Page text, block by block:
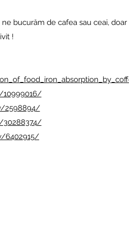
bucurăm de cafea sau ceai,
!
10999016/
2598894/
30288374/
6402915/